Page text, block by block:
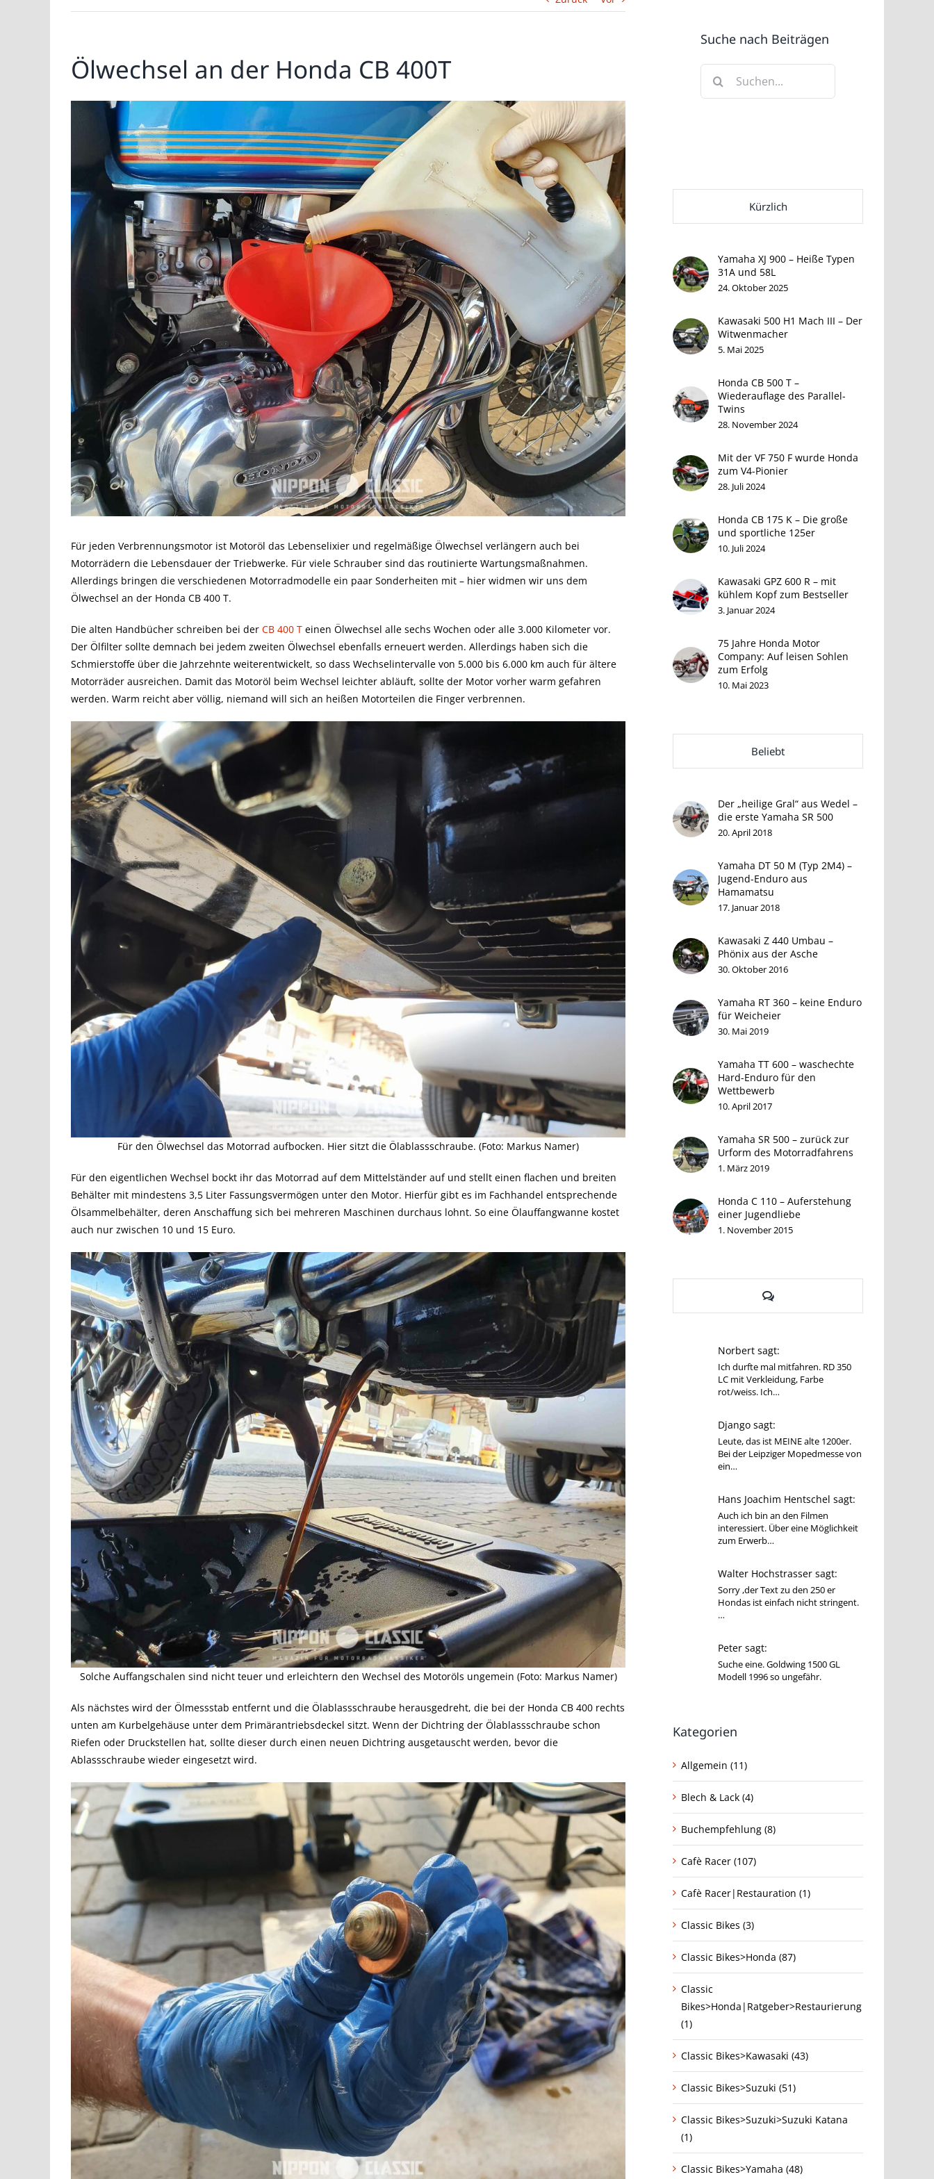
Ölwechsel an der Honda CB 400T
Für jeden Verbrennungsmotor ist Motoröl das Lebenselixier und regelmäßige Ölwechsel verlängern auch bei
Motorrädern die Lebensdauer der Triebwerke. Für viele Schrauber sind das routinierte Wartungsmaßnahmen.
Allerdings bringen die verschiedenen Motorradmodelle ein paar Sonderheiten mit – hier widmen wir uns dem
Ölwechsel an der Honda CB 400 T.
Die alten Handbücher schreiben bei der CB 400 T einen Ölwechsel alle sechs Wochen oder alle 3.000 Kilometer vor.
Der Ölfilter sollte demnach bei jedem zweiten Ölwechsel ebenfalls erneuert werden. Allerdings haben sich die
Schmierstoffe über die Jahrzehnte weiterentwickelt, so dass Wechselintervalle von 5.000 bis 6.000 km auch für ältere
Motorräder ausreichen. Damit das Motoröl beim Wechsel leichter abläuft, sollte der Motor vorher warm gefahren
werden. Warm reicht aber völlig, niemand will sich an heißen Motorteilen die Finger verbrennen.
Für den Ölwechsel das Motorrad aufbocken. Hier sitzt die Ölablassschraube. (Foto: Markus Namer)
Für den eigentlichen Wechsel bockt ihr das Motorrad auf dem Mittelständer auf und stellt einen flachen und breiten
Behälter mit mindestens 3,5 Liter Fassungsvermögen unter den Motor. Hierfür gibt es im Fachhandel entsprechende
Ölsammelbehälter, deren Anschaffung sich bei mehreren Maschinen durchaus lohnt. So eine Ölauffangwanne kostet
auch nur zwischen 10 und 15 Euro.
Solche Auffangschalen sind nicht teuer und erleichtern den Wechsel des Motoröls ungemein (Foto: Markus Namer)
Als nächstes wird der Ölmessstab entfernt und die Ölablassschraube herausgedreht, die bei der Honda CB 400 rechts
unten am Kurbelgehäuse unter dem Primärantriebsdeckel sitzt. Wenn der Dichtring der Ölablassschraube schon
Riefen oder Druckstellen hat, sollte dieser durch einen neuen Dichtring ausgetauscht werden, bevor die
Ablassschraube wieder eingesetzt wird.
Suche nach Beiträgen
nach:
Kürzlich
Yamaha XJ 900 – Heiße Typen
31A und 58L
24. Oktober 2025
Kawasaki 500 H1 Mach III – Der
Witwenmacher
5. Mai 2025
Honda CB 500 T –
Wiederauflage des Parallel-
Twins
28. November 2024
Mit der VF 750 F wurde Honda
zum V4-Pionier
28. Juli 2024
Honda CB 175 K – Die große
und sportliche 125er
10. Juli 2024
Kawasaki GPZ 600 R – mit
kühlem Kopf zum Bestseller
3. Januar 2024
75 Jahre Honda Motor
Company: Auf leisen Sohlen
zum Erfolg
10. Mai 2023
Beliebt
Der „heilige Gral“ aus Wedel –
die erste Yamaha SR 500
20. April 2018
Yamaha DT 50 M (Typ 2M4) –
Jugend-Enduro aus
Hamamatsu
17. Januar 2018
Kawasaki Z 440 Umbau –
Phönix aus der Asche
30. Oktober 2016
Yamaha RT 360 – keine Enduro
für Weicheier
30. Mai 2019
Yamaha TT 600 – waschechte
Hard-Enduro für den
Wettbewerb
10. April 2017
Yamaha SR 500 – zurück zur
Urform des Motorradfahrens
1. März 2019
Honda C 110 – Auferstehung
einer Jugendliebe
1. November 2015
Kommentare
Norbert sagt:
Ich durfte mal mitfahren. RD 350
LC mit Verkleidung, Farbe
rot/weiss. Ich…
Django sagt:
Leute, das ist MEINE alte 1200er.
Bei der Leipziger Mopedmesse von
ein…
Hans Joachim Hentschel sagt:
Auch ich bin an den Filmen
interessiert. Über eine Möglichkeit
zum Erwerb…
Walter Hochstrasser sagt:
Sorry ,der Text zu den 250 er
Hondas ist einfach nicht stringent.
…
Peter sagt:
Suche eine. Goldwing 1500 GL
Modell 1996 so ungefähr.
Kategorien
Allgemein (11)
Blech & Lack (4)
Buchempfehlung (8)
Cafè Racer (107)
Cafè Racer|Restauration (1)
Classic Bikes (3)
Classic Bikes>Honda (87)
Classic
Bikes>Honda|Ratgeber>Restaurierung
(1)
Classic Bikes>Kawasaki (43)
Classic Bikes>Suzuki (51)
Classic Bikes>Suzuki>Suzuki Katana
(1)
Classic Bikes>Yamaha (48)